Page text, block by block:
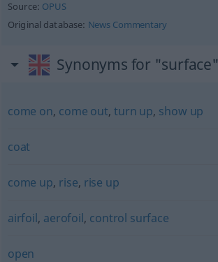
Source: OPUS
Original database: News Commentary
Synonyms for "surface"
come on, come out,turn up, show up
coat
come up, rise, rise up
airfoil, aerofoil, control surface
open